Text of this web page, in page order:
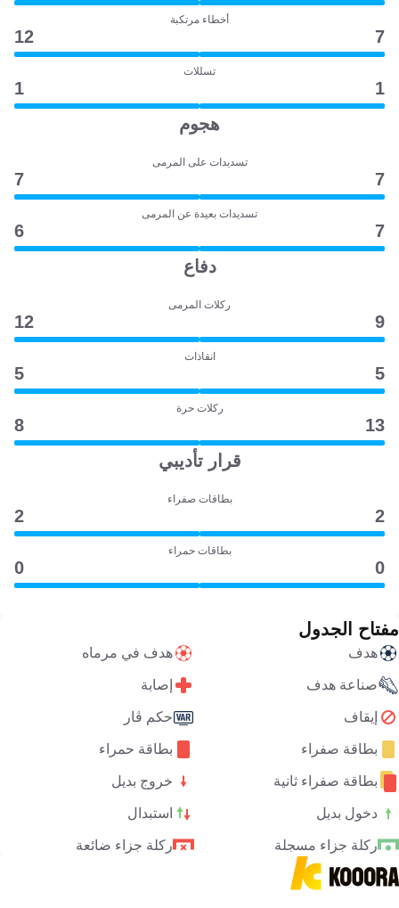
أخطاء مرتكبة
7
12
تسللات
1
1
هجوم
تسديدات على المرمى
7
7
تسديدات بعيدة عن المرمى
7
6
دفاع
ركلات المرمى
9
12
انقاذات
5
5
ركلات حرة
13
8
قرار تأديبي
بطاقات صفراء
2
2
بطاقات حمراء
0
0
مفتاح الجدول
هدف هدف في مرماه
صناعة هدف إصابة
إيقاف حكم ڤار
بطاقة صفراء بطاقة حمراء
بطاقة صفراء ثانية خروج بديل
دخول بديل استبدال
ركلة جزاء مسجلة ركلة جزاء ضائعة